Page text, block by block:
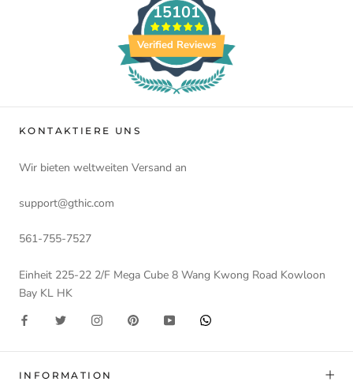
15101
Verified Reviews
KONTAKTIERE UNS
Wir bieten weltweiten Versand an
support@gthic.com
561-755-7527
Einheit 225-22 2/F Mega Cube 8 Wang Kwong Road Kowloon
Bay KL HK
INFORMATION